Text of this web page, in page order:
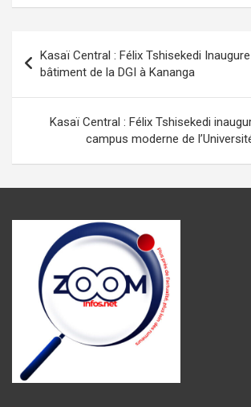
ce
b
o
o
k
at
A
p
p
se
n
g
er
ail e
a
m
de
l’article
Kasaï Central : Félix Tshisekedi
bâtiment de la DGI à Kananga
Kasaï Central : Félix Tshisekedi
campus moderne de